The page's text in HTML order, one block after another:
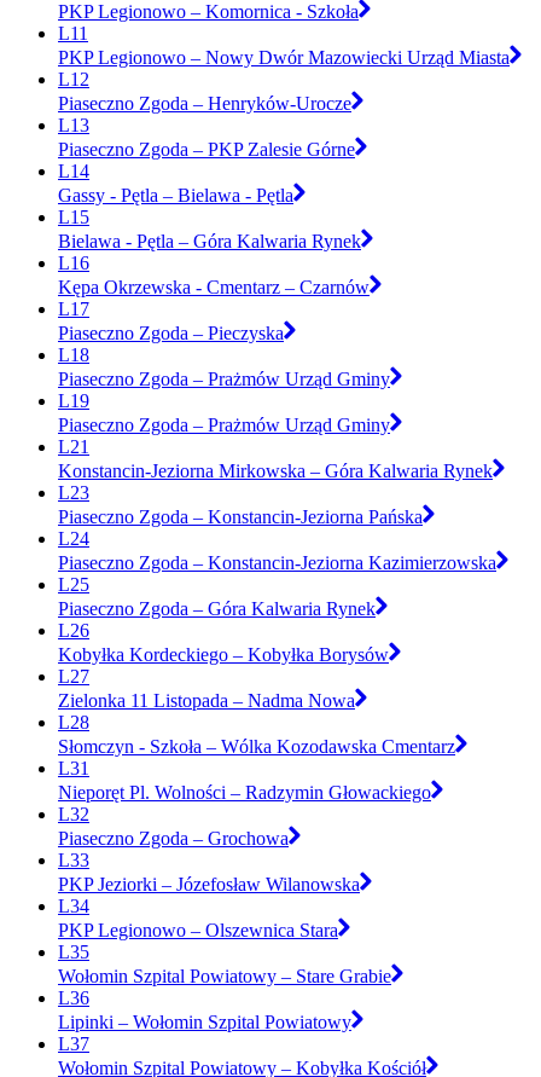
PKP Legionowo – Komornica - Szkoła
L11
PKP Legionowo – Nowy Dwór Mazowiecki Urząd Miasta
L12
Piaseczno Zgoda – Henryków-Urocze
L13
Piaseczno Zgoda – PKP Zalesie Górne
L14
Gassy - Pętla – Bielawa - Pętla
L15
Bielawa - Pętla – Góra Kalwaria Rynek
L16
Kępa Okrzewska - Cmentarz – Czarnów
L17
Piaseczno Zgoda – Pieczyska
L18
Piaseczno Zgoda – Prażmów Urząd Gminy
L19
Piaseczno Zgoda – Prażmów Urząd Gminy
L21
Konstancin-Jeziorna Mirkowska – Góra Kalwaria Rynek
L23
Piaseczno Zgoda – Konstancin-Jeziorna Pańska
L24
Piaseczno Zgoda – Konstancin-Jeziorna Kazimierzowska
L25
Piaseczno Zgoda – Góra Kalwaria Rynek
L26
Kobyłka Kordeckiego – Kobyłka Borysów
L27
Zielonka 11 Listopada – Nadma Nowa
L28
Słomczyn - Szkoła – Wólka Kozodawska Cmentarz
L31
Nieporęt Pl. Wolności – Radzymin Głowackiego
L32
Piaseczno Zgoda – Grochowa
L33
PKP Jeziorki – Józefosław Wilanowska
L34
PKP Legionowo – Olszewnica Stara
L35
Wołomin Szpital Powiatowy – Stare Grabie
L36
Lipinki – Wołomin Szpital Powiatowy
L37
Wołomin Szpital Powiatowy – Kobyłka Kościół